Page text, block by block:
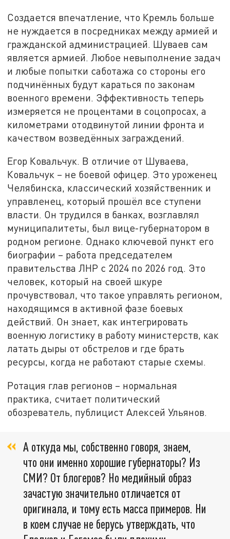
Создается впечатление, что Кремль больше
не нуждается в посредниках между армией и
гражданской администрацией. Шуваев сам
является армией. Любое невыполнение задач
и любые попытки саботажа со стороны его
подчинённых будут караться по законам
военного времени. Эффективность теперь
измеряется не процентами в соцопросах, а
километрами отодвинутой линии фронта и
качеством возведённых заграждений.
Егор Ковальчук. В отличие от Шуваева,
Ковальчук – не боевой офицер. Это уроженец
Челябинска, классический хозяйственник и
управленец, который прошёл все ступени
власти. Он трудился в банках, возглавлял
муниципалитеты, был вице-губернатором в
родном регионе. Однако ключевой пункт его
биографии – работа председателем
правительства ЛНР с 2024 по 2026 год. Это
человек, который на своей шкуре
прочувствовал, что такое управлять регионом,
находящимся в активной фазе боевых
действий. Он знает, как интегрировать
военную логистику в работу министерств, как
латать дыры от обстрелов и где брать
ресурсы, когда не работают старые схемы.
Ротация глав регионов – нормальная
практика, считает политический
обозреватель, публицист Алексей Ульянов.
А откуда мы, собственно говоря, знаем,
что они именно хорошие губернаторы? Из
СМИ? От блогеров? Но медийный образ
зачастую значительно отличается от
оригинала, и тому есть масса примеров. Ни
в коем случае не берусь утверждать, что